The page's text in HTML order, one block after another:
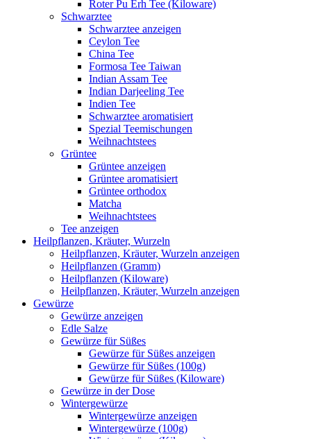
Roter Pu Erh Tee (Kiloware)
Schwarztee
Schwarztee anzeigen
Ceylon Tee
China Tee
Formosa Tee Taiwan
Indian Assam Tee
Indian Darjeeling Tee
Indien Tee
Schwarztee aromatisiert
Spezial Teemischungen
Weihnachtstees
Grüntee
Grüntee anzeigen
Grüntee aromatisiert
Grüntee orthodox
Matcha
Weihnachtstees
Tee anzeigen
Heilpflanzen, Kräuter, Wurzeln
Heilpflanzen, Kräuter, Wurzeln anzeigen
Heilpflanzen (Gramm)
Heilpflanzen (Kiloware)
Heilpflanzen, Kräuter, Wurzeln anzeigen
Gewürze
Gewürze anzeigen
Edle Salze
Gewürze für Süßes
Gewürze für Süßes anzeigen
Gewürze für Süßes (100g)
Gewürze für Süßes (Kiloware)
Gewürze in der Dose
Wintergewürze
Wintergewürze anzeigen
Wintergewürze (100g)